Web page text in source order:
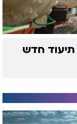
תיעוד חדש